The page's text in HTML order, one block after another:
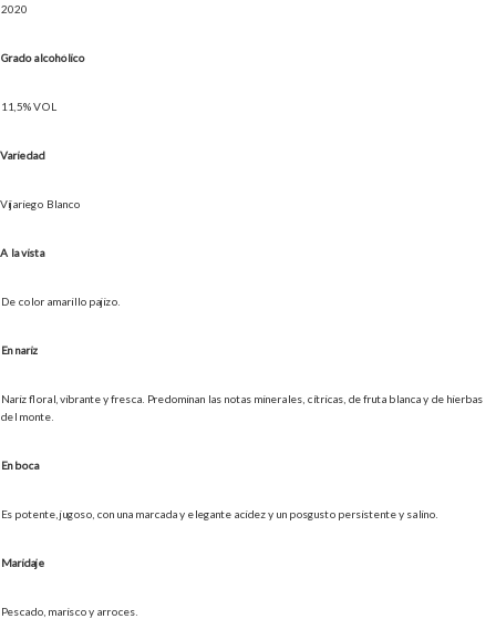
2020
Grado alcohólico
11,5% VOL
Variedad
Vijariego Blanco
A la vista
De color amarillo pajizo.
En nariz
Nariz floral, vibrante y fresca. Predominan las notas minerales, cítricas, de fruta blanca y de hierbas
del monte.
En boca
Es potente, jugoso, con una marcada y elegante acidez y un posgusto persistente y salino.
Maridaje
Pescado, marisco y arroces.